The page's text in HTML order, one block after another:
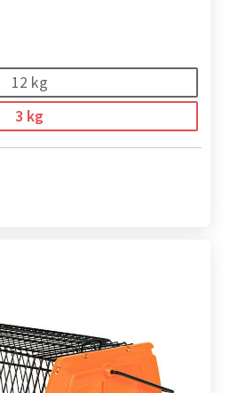
12 kg
3 kg